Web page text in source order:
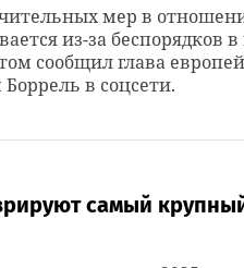
мер в
из-за беспорядков
сообщил глава
в соцсети.
самый